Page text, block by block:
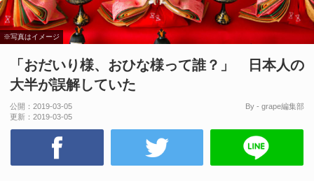
※写真はイメージ
「おだいり様、おひな様って誰？」 日本人の
大半が誤解していた
公開： 2019-03-05
更新： 2019-03-05
By - grape編集部